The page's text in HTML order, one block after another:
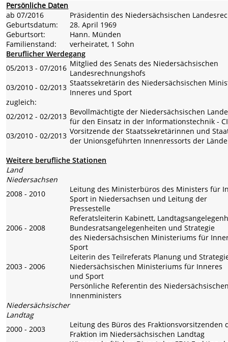
Persönliche Daten
ab 07/2016
Präsidentin des Niedersächsischen
Geburtsdatum:
28. April 1969
Geburtsort:
Hann. Münden
Familienstand:
verheiratet, 1 Sohn
Beruflicher Werdegang
05/2013 - 07/2016 Mitglied des Senats des Niedersächsischen
Landesrechnungshofs
03/2010 - 02/2013 Staatssekretärin des Niedersächsischen
Inneres und Sport
zugleich:
02/2012 - 02/2013 Bevollmächtigte der Niedersächsischen
für den Einsatz in der Informationstechnik -
03/2010 - 02/2013 Vorsitzende der Staatssekretärinnen und
der Unionsgeführten Innenressorts der
Weitere berufliche Stationen
Land
Niedersachsen
2008 - 2010
Leitung des Ministerbüros des Ministers für
Sport in Niedersachsen und Leitung der
Pressestelle
2006 - 2008
Referatsleiterin Kabinett,
Bundesratsangelegenheiten und Strategie
des Niedersächsischen Ministeriums für
Sport
2003 - 2006
Leiterin des Teilreferats Planung und
Niedersächsischen Ministeriums für Inneres
und Sport
Persönliche Referentin des
Innenministers
Niedersächsischer
Landtag
2000 - 2003
Leitung des Büros des Fraktionsvorsitzenden
Fraktion im Niedersächsischen Landtag